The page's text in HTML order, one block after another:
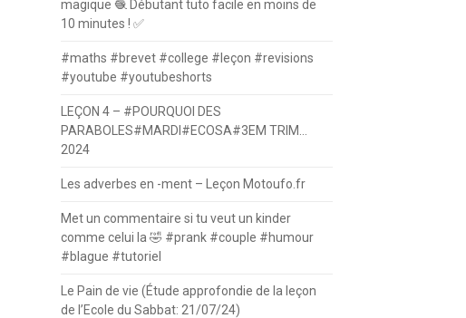
magique 🧶 Débutant tuto facile en moins de
10 minutes ! ✅
#maths #brevet #college #leçon #revisions
#youtube #youtubeshorts
LEÇON 4 – #POURQUOI DES
PARABOLES#MARDI#ECOSA#3EM TRIM…
2024
Les adverbes en -ment – Leçon Motoufo.fr
Met un commentaire si tu veut un kinder
comme celui la 🤣 #prank #couple #humour
#blague #tutoriel
Le Pain de vie (Étude approfondie de la leçon
de l’Ecole du Sabbat: 21/07/24)